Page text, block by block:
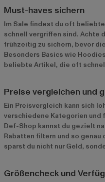
Must-haves sichern
Im Sale findest du oft
schnell vergriffen sind. Achte
frühzeitig zu sichern, bevor
Besonders Basics wie
beliebte Artikel, die oft
Preise vergleichen und
Ein Preisvergleich kann sich
verschiedene Kategorien und
Def-Shop kannst du gezielt
Rabatten filtern und so genau
sparst du nicht nur Geld,
Größencheck und